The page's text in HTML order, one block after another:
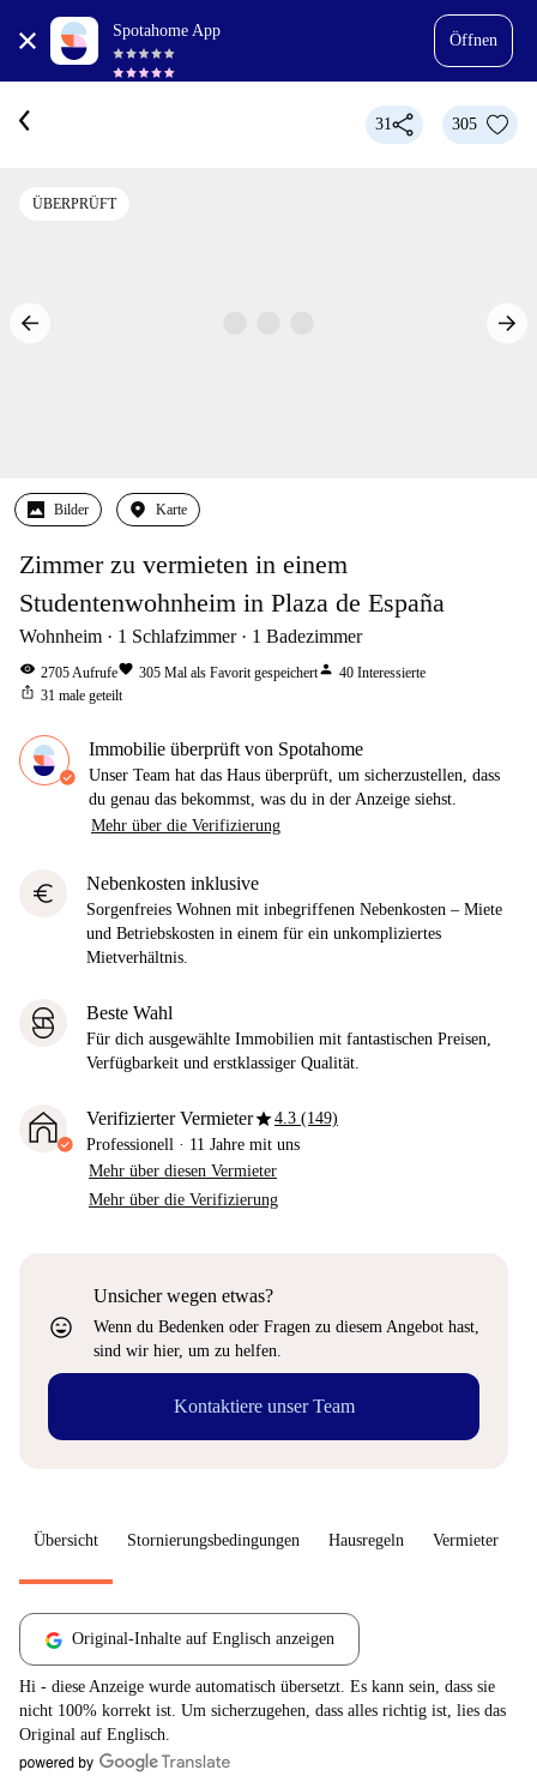
Spotahome App
Öffnen
31 305
ÜBERPRÜFT
Bilder Karte
Zimmer zu vermieten in einem
Studentenwohnheim in Plaza de España
Wohnheim 1 Schlafzimmer 1 Badezimmer
visibility 2705Aufrufefavorite 305 Mal als Favorit gespeichertperson 40 Interessierte
ios_share 31 male geteilt
Immobilie überprüft von Spotahome
Unser Team hat das Haus überprüft, um sicherzustellen, dass
du genau das bekommst, was du in der Anzeige siehst.
Mehr über die Verifizierung
euro Nebenkosten inklusive
Sorgenfreies Wohnen mit inbegriffenen Nebenkosten – Miete
und Betriebskosten in einem für ein unkompliziertes
Mietverhältnis.
Beste Wahl
Für dich ausgewählte Immobilien mit fantastischen Preisen,
Verfügbarkeit und erstklassiger Qualität.
Verifizierter Vermieterstar4.3 (149)
Professionell · 11 Jahre mit uns
Mehr über diesen Vermieter
Mehr über die Verifizierung
sentiment_very_satisfied
Unsicher wegen etwas?
Wenn du Bedenken oder Fragen zu diesem Angebot hast,
sind wir hier, um zu helfen.
Kontaktiere unser Team
Übersicht Stornierungsbedingungen Hausregeln Vermieter
Original-Inhalte auf Englisch anzeigen
Hi - diese Anzeige wurde automatisch übersetzt. Es kann sein, dass sie
nicht 100% korrekt ist. Um sicherzugehen, dass alles richtig ist, lies das
Original auf Englisch.